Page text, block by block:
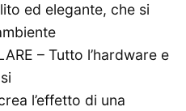
ed elegante, che si
– Tutto l’hardware e
l’effetto di una